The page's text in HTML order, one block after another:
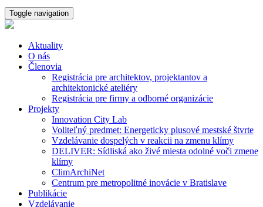
Toggle navigation
Aktuality
O nás
Členovia
Registrácia pre architektov, projektantov a
architektonické ateliéry
Registrácia pre firmy a odborné organizácie
Projekty
Innovation City Lab
Voliteľný predmet: Energeticky plusové mestské štvrte
Vzdelávanie dospelých v reakcii na zmenu klímy
DELIVER: Sídliská ako živé miesta odolné voči zmene
klímy
ClimArchiNet
Centrum pre metropolitné inovácie v Bratislave
Publikácie
Vzdelávanie